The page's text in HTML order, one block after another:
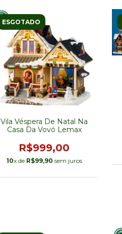
ESGOTADO
Vila Véspera De Natal Na
Casa Da Vovó Lemax
R$999,00
10x de R$99,90 sem juros